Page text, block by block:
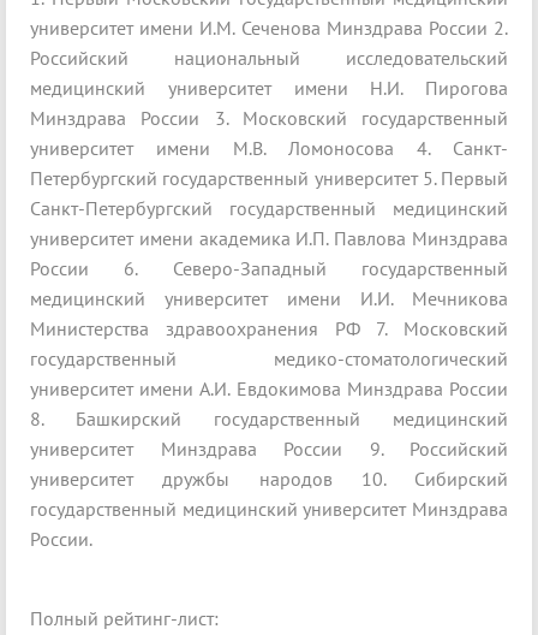
университет имени И.М. Сеченова Минздрава России 2.
Российский национальный исследовательский
медицинский университет имени Н.И. Пирогова
Минздрава России 3. Московский государственный
университет имени М.В. Ломоносова 4. Санкт-
Петербургский государственный университет 5. Первый
Санкт-Петербургский государственный медицинский
университет имени академика И.П. Павлова Минздрава
России 6. Северо-Западный государственный
медицинский университет имени И.И. Мечникова
Министерства здравоохранения РФ 7. Московский
государственный медико-стоматологический
университет имени А.И. Евдокимова Минздрава России
8. Башкирский государственный медицинский
университет Минздрава России 9. Российский
университет дружбы народов 10. Сибирский
государственный медицинский университет Минздрава
России.
Полный рейтинг-лист: